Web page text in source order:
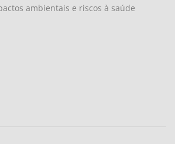
ambientais e riscos à saúde